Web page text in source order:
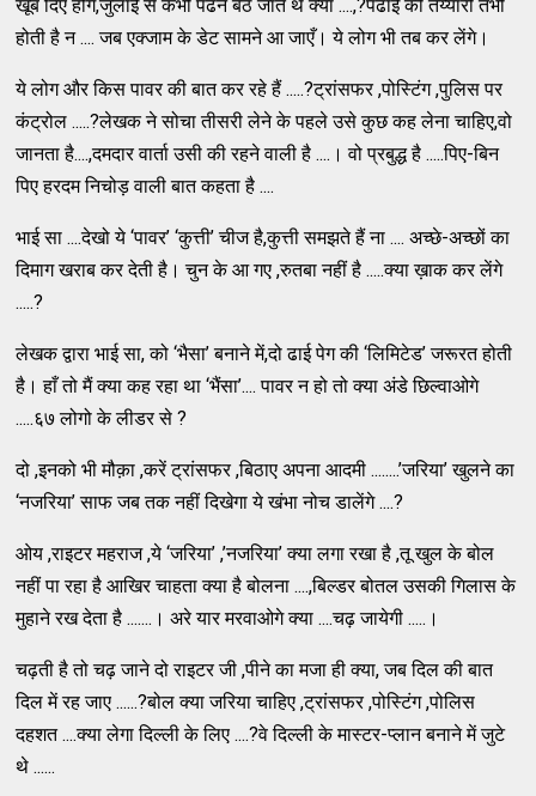
खूब दिए होंगे,जुलाई से कभी पढने बैठ जाते थे क्या ....,?पढाई की तैय्यारी तभी
होती है न .... जब एक्जाम के डेट सामने आ जाएँ। ये लोग भी तब कर लेंगे।
ये लोग और किस पावर की बात कर रहे हैं .....?ट्रांसफर ,पोस्टिंग ,पुलिस पर
कंट्रोल .....?लेखक ने सोचा तीसरी लेने के पहले उसे कुछ कह लेना चाहिए,वो
जानता है....,दमदार वार्ता उसी की रहने वाली है ....। वो प्रबुद्ध है .....पिए-बिन
पिए हरदम निचोड़ वाली बात कहता है ....
भाई सा ....देखो ये ‘पावर’ ‘कुत्ती’ चीज है,कुत्ती समझते हैं ना .... अच्छे-अच्छों का
दिमाग खराब कर देती है। चुन के आ गए ,रुतबा नहीं है .....क्या ख़ाक कर लेंगे
.....?
लेखक द्वारा भाई सा, को ‘भैसा’ बनाने में,दो ढाई पेग की ‘लिमिटेड’ जरूरत होती
है। हाँ तो मैं क्या कह रहा था ‘भैंसा’.... पावर न हो तो क्या अंडे छिल्वाओगे
.....६७ लोगो के लीडर से ?
दो ,इनको भी मौक़ा ,करें ट्रांसफर ,बिठाए अपना आदमी ........’जरिया’ खुलने का
‘नजरिया’ साफ जब तक नहीं दिखेगा ये खंभा नोच डालेंगे ....?
ओय ,राइटर महराज ,ये ‘जरिया’ ,’नजरिया’ क्या लगा रखा है ,तू खुल के बोल
नहीं पा रहा है आखिर चाहता क्या है बोलना ....,बिल्डर बोतल उसकी गिलास के
मुहाने रख देता है .......। अरे यार मरवाओगे क्या ....चढ़ जायेगी .....।
चढ़ती है तो चढ़ जाने दो राइटर जी ,पीने का मजा ही क्या, जब दिल की बात
दिल में रह जाए ......?बोल क्या जरिया चाहिए ,ट्रांसफर ,पोस्टिंग ,पोलिस
दहशत ....क्या लेगा दिल्ली के लिए ....?वे दिल्ली के मास्टर-प्लान बनाने में जुटे
थे ......